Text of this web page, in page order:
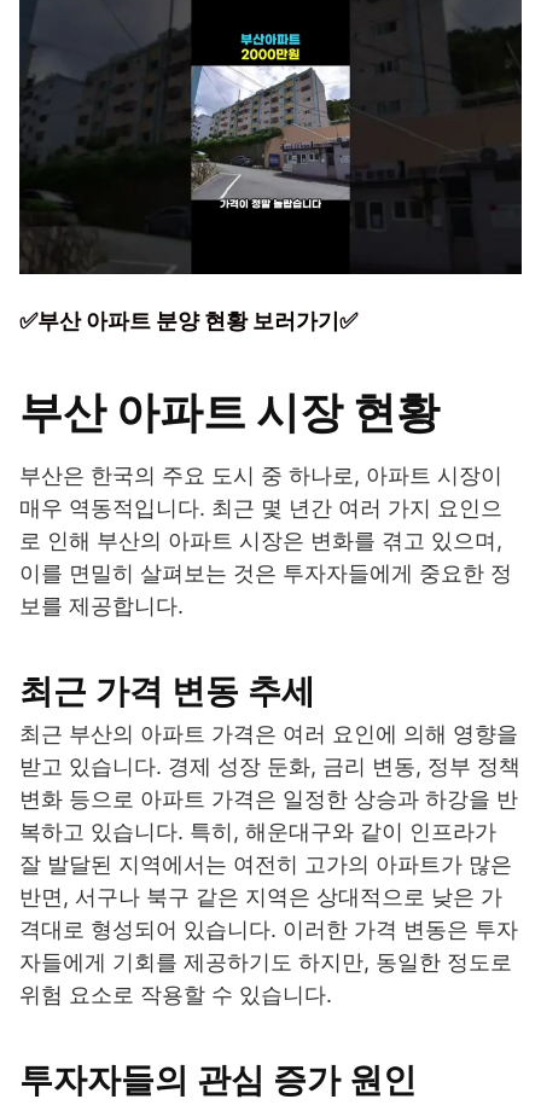
✅부산 아파트 분양 현황 보러가기✅
부산 아파트 시장 현황
부산은 한국의 주요 도시 중 하나로, 아파트 시장이
매우 역동적입니다. 최근 몇 년간 여러 가지 요인으
로 인해 부산의 아파트 시장은 변화를 겪고 있으며,
이를 면밀히 살펴보는 것은 투자자들에게 중요한 정
보를 제공합니다.
최근 가격 변동 추세
최근 부산의 아파트 가격은 여러 요인에 의해 영향을
받고 있습니다. 경제 성장 둔화, 금리 변동, 정부 정책
변화 등으로 아파트 가격은 일정한 상승과 하강을 반
복하고 있습니다. 특히, 해운대구와 같이 인프라가
잘 발달된 지역에서는 여전히 고가의 아파트가 많은
반면, 서구나 북구 같은 지역은 상대적으로 낮은 가
격대로 형성되어 있습니다. 이러한 가격 변동은 투자
자들에게 기회를 제공하기도 하지만, 동일한 정도로
위험 요소로 작용할 수 있습니다.
투자자들의 관심 증가 원인